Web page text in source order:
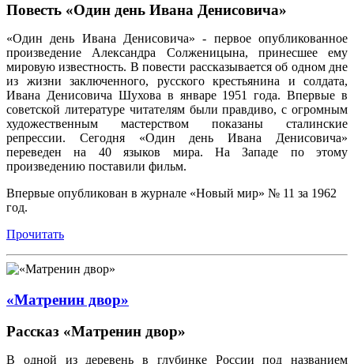
Повесть «Один день Ивана Денисовича»
«Один день Ивана Денисовича» - первое опубликованное
произведение Александра Солженицына, принесшее ему
мировую известность. В повести рассказывается об одном дне
из жизни заключенного, русского крестьянина и солдата,
Ивана Денисовича Шухова в январе 1951 года. Впервые в
советской литературе читателям были правдиво, с огромным
художественным мастерством показаны сталинские
репрессии. Сегодня «Один день Ивана Денисовича»
переведен на 40 языков мира. На Западе по этому
произведению поставили фильм.
Впервые опубликован в журнале «Новый мир» № 11 за 1962
год.
Прочитать
«Матренин двор»
Рассказ «Матренин двор»
В одной из деревень в глубинке России под названием